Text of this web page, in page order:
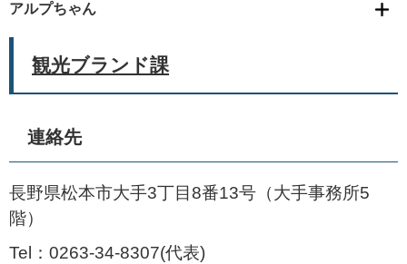
アルプちゃん
観光ブランド課
連絡先
長野県松本市大手3丁目8番13号（大手事務所5
階）
Tel：0263-34-8307 代表